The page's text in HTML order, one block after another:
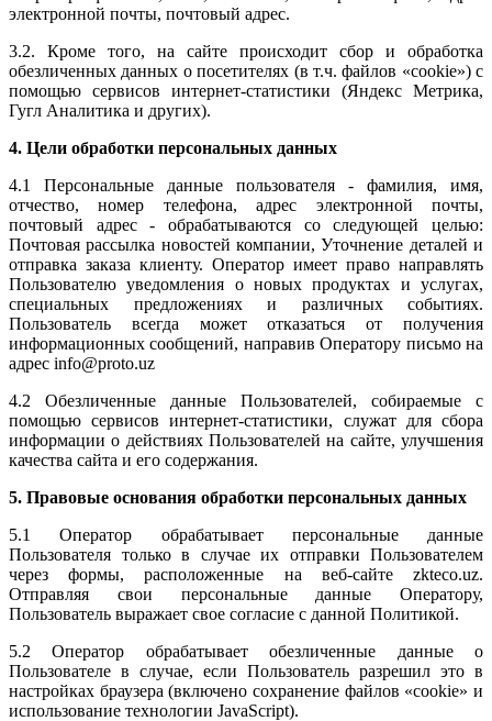
электронной почты, почтовый адрес.
3.2. Кроме того, на сайте происходит сбор и обработка
обезличенных данных о посетителях (в т.ч. файлов «cookie») с
помощью сервисов интернет-статистики (Яндекс Метрика,
Гугл Аналитика и других).
4. Цели обработки персональных данных
4.1 Персональные данные пользователя - фамилия, имя,
отчество, номер телефона, адрес электронной почты,
почтовый адрес - обрабатываются со следующей целью:
Почтовая рассылка новостей компании, Уточнение деталей и
отправка заказа клиенту. Оператор имеет право направлять
Пользователю уведомления о новых продуктах и услугах,
специальных предложениях и различных событиях.
Пользователь всегда может отказаться от получения
информационных сообщений, направив Оператору письмо на
адрес info@proto.uz
4.2 Обезличенные данные Пользователей, собираемые с
помощью сервисов интернет-статистики, служат для сбора
информации о действиях Пользователей на сайте, улучшения
качества сайта и его содержания.
5. Правовые основания обработки персональных данных
5.1 Оператор обрабатывает персональные данные
Пользователя только в случае их отправки Пользователем
через формы, расположенные на веб-сайте zkteco.uz.
Отправляя свои персональные данные Оператору,
Пользователь выражает свое согласие с данной Политикой.
5.2 Оператор обрабатывает обезличенные данные о
Пользователе в случае, если Пользователь разрешил это в
настройках браузера (включено сохранение файлов «cookie» и
использование технологии JavaScript).